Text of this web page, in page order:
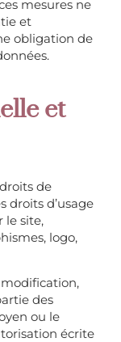
mesures ne
et
obligation de
et
de
droits d’usage
le site,
logo,
des
ou le
écrite